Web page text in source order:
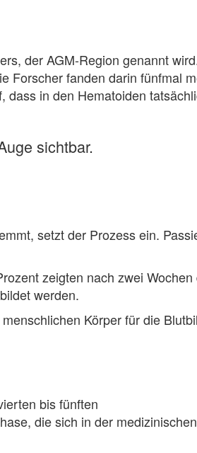
der AGM-Region genannt
Forscher fanden darin fünfmal
dass in den Hematoiden
sichtbar.
setzt der Prozess ein.
zeigten nach zwei Wochen
werden.
Körper für die
bis fünften
die sich in der medizinischen